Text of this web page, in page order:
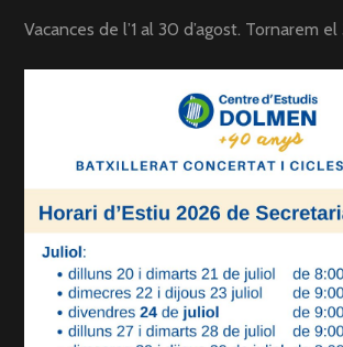
Vacances de l’1 al 30 d’agost. Tornarem el